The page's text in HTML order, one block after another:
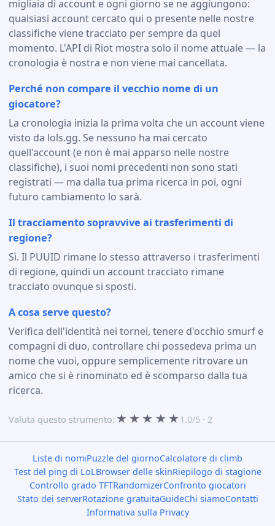
migliaia di account e ogni giorno se ne aggiungono:
qualsiasi account cercato qui o presente nelle nostre
classifiche viene tracciato per sempre da quel
momento. L'API di Riot mostra solo il nome attuale — la
cronologia è nostra e non viene mai cancellata.
Perché non compare il vecchio nome di un
giocatore?
La cronologia inizia la prima volta che un account viene
visto da lols.gg. Se nessuno ha mai cercato
quell'account (e non è mai apparso nelle nostre
classifiche), i suoi nomi precedenti non sono stati
registrati — ma dalla tua prima ricerca in poi, ogni
futuro cambiamento lo sarà.
Il tracciamento sopravvive ai trasferimenti di
regione?
Sì. Il PUUID rimane lo stesso attraverso i trasferimenti
di regione, quindi un account tracciato rimane
tracciato ovunque si sposti.
A cosa serve questo?
Verifica dell'identità nei tornei, tenere d'occhio smurf e
compagni di duo, controllare chi possedeva prima un
nome che vuoi, oppure semplicemente ritrovare un
amico che si è rinominato ed è scomparso dalla tua
ricerca.
Valuta questo strumento: ★ ★ ★ ★ ★ 1.0/5 · 2
Liste di nomiPuzzle del giornoCalcolatore di climb
Test del ping di LoLBrowser delle skinRiepilogo di stagione
Controllo grado TFTRandomizerConfronto giocatori
Stato dei serverRotazione gratuitaGuideChi siamoContatti
Informativa sulla Privacy